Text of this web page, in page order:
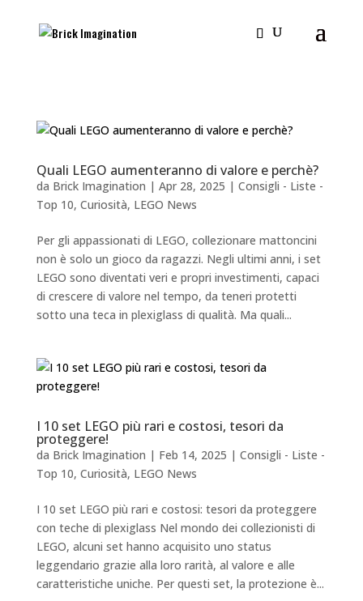
Quali LEGO aumenteranno di valore e perchè?
da Brick Imagination | Apr 28, 2025 | Consigli - Liste -
Top 10, Curiosità, LEGO News
Per gli appassionati di LEGO, collezionare mattoncini
non è solo un gioco da ragazzi. Negli ultimi anni, i set
LEGO sono diventati veri e propri investimenti, capaci
di crescere di valore nel tempo, da teneri protetti
sotto una teca in plexiglass di qualità. Ma quali...
I 10 set LEGO più rari e costosi, tesori da
proteggere!
da Brick Imagination | Feb 14, 2025 | Consigli - Liste -
Top 10, Curiosità, LEGO News
I 10 set LEGO più rari e costosi: tesori da proteggere
con teche di plexiglass Nel mondo dei collezionisti di
LEGO, alcuni set hanno acquisito uno status
leggendario grazie alla loro rarità, al valore e alle
caratteristiche uniche. Per questi set, la protezione è...